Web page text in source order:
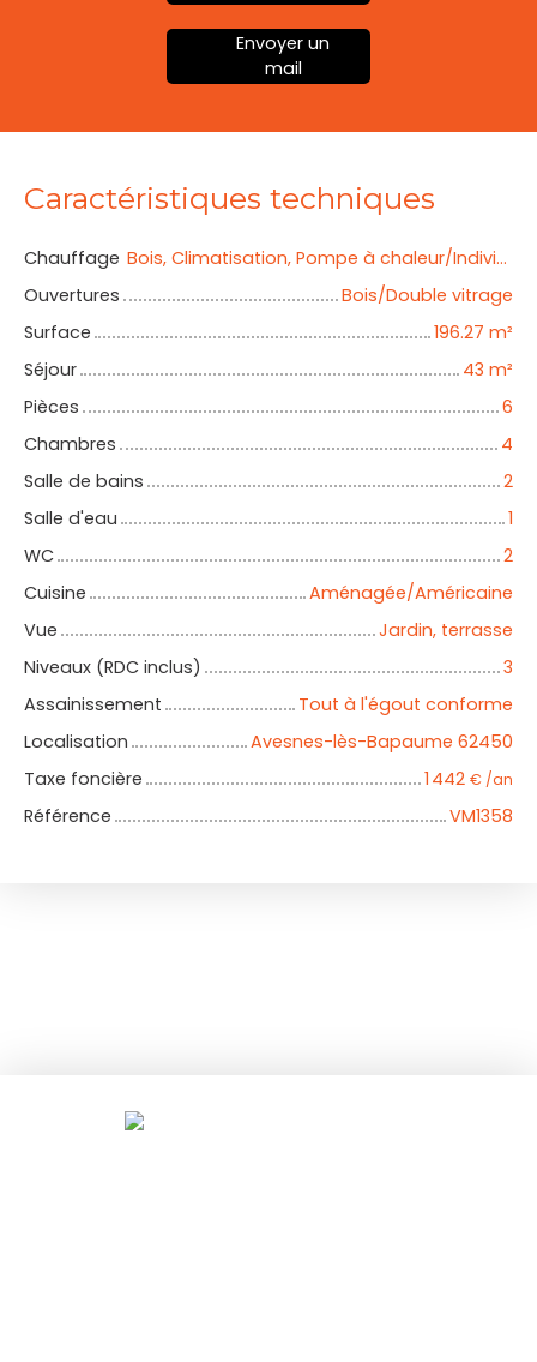
Envoyer un
mail
Caractéristiques techniques
Chauffage
Bois, Climatisation, Pompe à chaleur/Individuel
Ouvertures
Bois/Double vitrage
Surface
196.27 m²
Séjour
43 m²
Pièces
6
Chambres
4
Salle de bains
2
Salle d'eau
1
WC
2
Cuisine
Aménagée/Américaine
Vue
Jardin, terrasse
Niveaux (RDC inclus)
3
Assainissement
Tout à l'égout conforme
Localisation
Avesnes-lès-Bapaume 62450
Taxe foncière
1 442 € /an
Référence VM1358